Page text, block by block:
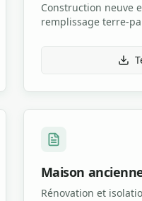
Construction neuve
remplissage terre-
Maison
Rénovation et